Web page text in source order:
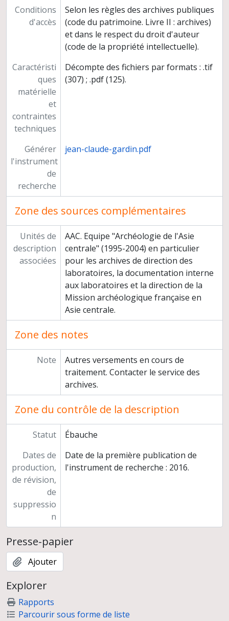
Conditions
d'accès
Selon les règles des archives publiques
(code du patrimoine. Livre II : archives)
et dans le respect du droit d'auteur
(code de la propriété intellectuelle).
Caractéristi
ques
matérielle
et
contraintes
techniques
Décompte des fichiers par formats : .tif
(307) ; .pdf (125).
Générer
l'instrument
de
recherche
jean-claude-gardin.pdf
Zone des sources complémentaires
Unités de
description
associées
AAC. Equipe "Archéologie de l'Asie
centrale" (1995-2004) en particulier
pour les archives de direction des
laboratoires, la documentation interne
aux laboratoires et la direction de la
Mission archéologique française en
Asie centrale.
Zone des notes
Note
Autres versements en cours de
traitement. Contacter le service des
archives.
Zone du contrôle de la description
Statut
Ébauche
Dates de
production,
de révision,
de
suppressio
n
Date de la première publication de
l'instrument de recherche : 2016.
Presse-papier
Ajouter
Explorer
Rapports
Parcourir sous forme de liste